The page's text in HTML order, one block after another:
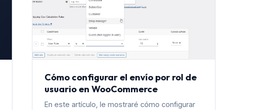
Cómo configurar el envío por rol de
usuario en WooCommerce
En este artículo, le mostraré cómo configurar